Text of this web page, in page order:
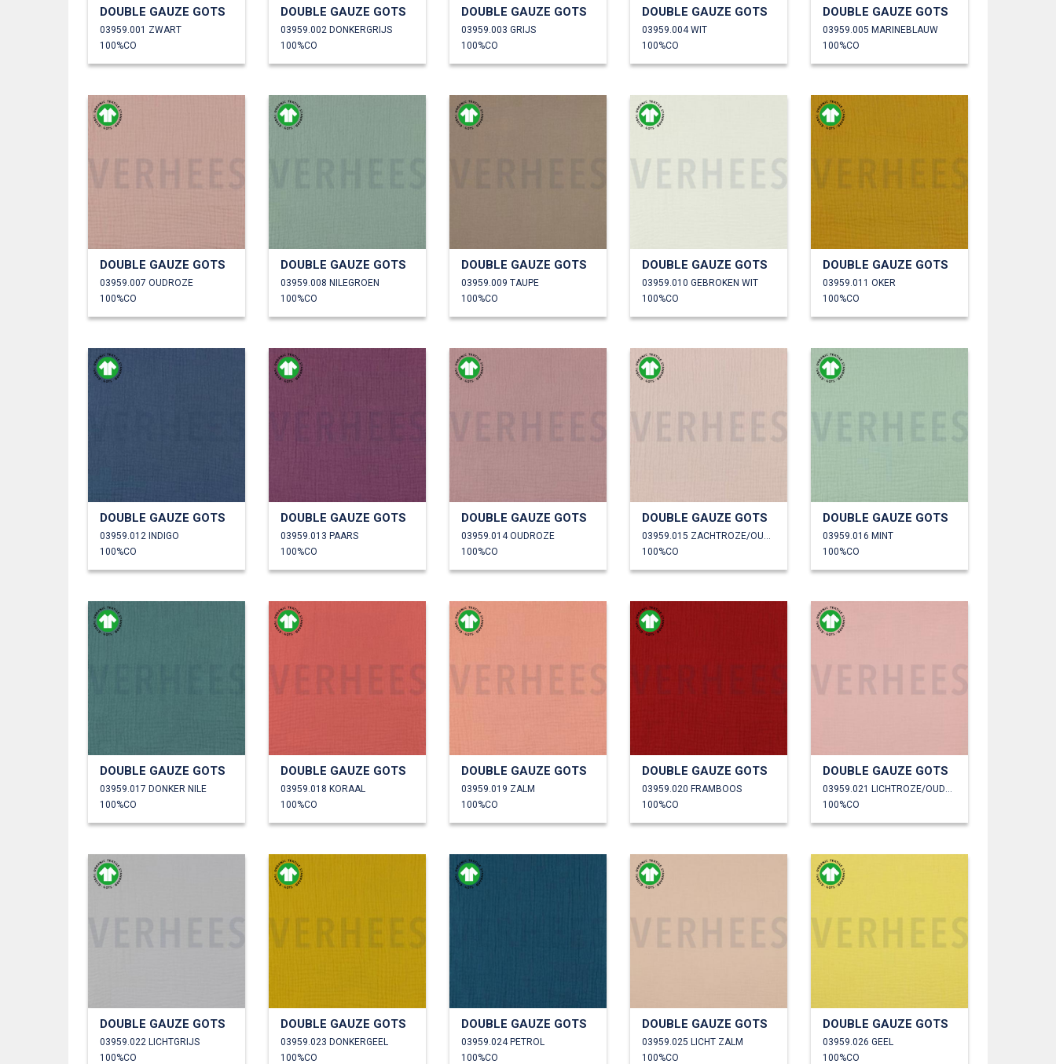
DOUBLE GAUZE GOTS
03959.001 ZWART
100%CO
DOUBLE GAUZE GOTS
03959.002 DONKERGRIJS
100%CO
DOUBLE GAUZE GOTS
03959.003 GRIJS
100%CO
DOUBLE GAUZE GOTS
03959.004 WIT
100%CO
DOUBLE GAUZE GOTS
03959.005 MARINEBLAUW
100%CO
DOUBLE GAUZE GOTS
03959.007 OUDROZE
100%CO
DOUBLE GAUZE GOTS
03959.008 NILEGROEN
100%CO
DOUBLE GAUZE GOTS
03959.009 TAUPE
100%CO
DOUBLE GAUZE GOTS
03959.010 GEBROKEN WIT
100%CO
DOUBLE GAUZE GOTS
03959.011 OKER
100%CO
DOUBLE GAUZE GOTS
03959.012 INDIGO
100%CO
DOUBLE GAUZE GOTS
03959.013 PAARS
100%CO
DOUBLE GAUZE GOTS
03959.014 OUDROZE
100%CO
DOUBLE GAUZE GOTS
100%CO
DOUBLE GAUZE GOTS
03959.016 MINT
100%CO
DOUBLE GAUZE GOTS
03959.017 DONKER NILE
100%CO
DOUBLE GAUZE GOTS
03959.018 KORAAL
100%CO
DOUBLE GAUZE GOTS
03959.019 ZALM
100%CO
DOUBLE GAUZE GOTS
03959.020 FRAMBOOS
100%CO
DOUBLE GAUZE GOTS
100%CO
DOUBLE GAUZE GOTS
03959.022 LICHTGRIJS
100%CO
DOUBLE GAUZE GOTS
03959.023 DONKERGEEL
100%CO
DOUBLE GAUZE GOTS
03959.024 PETROL
100%CO
DOUBLE GAUZE GOTS
03959.025 LICHT ZALM
100%CO
DOUBLE GAUZE GOTS
03959.026 GEEL
100%CO